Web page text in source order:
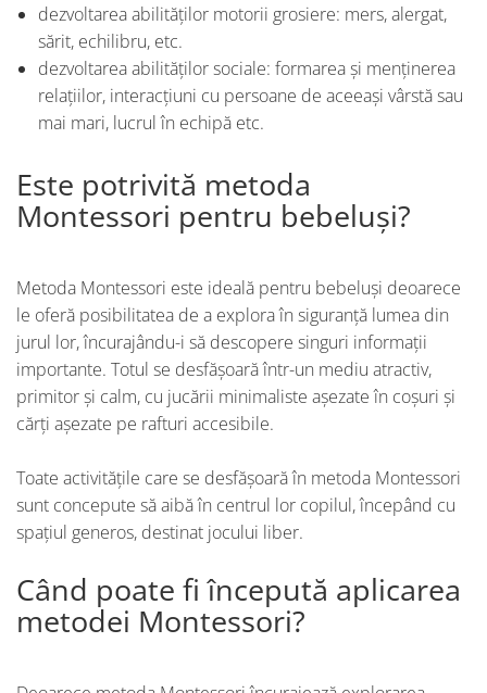
dezvoltarea abilităților motorii grosiere: mers, alergat,
sărit, echilibru, etc.
dezvoltarea abilităților sociale: formarea și menținerea
relațiilor, interacțiuni cu persoane de aceeași vârstă sau
mai mari, lucrul în echipă etc.
Este potrivită metoda
Montessori pentru bebeluși?
Metoda Montessori este ideală pentru bebeluși deoarece
le oferă posibilitatea de a explora în siguranță lumea din
jurul lor, încurajându-i să descopere singuri informații
importante. Totul se desfășoară într-un mediu atractiv,
primitor și calm, cu jucării minimaliste așezate în coșuri și
cărți așezate pe rafturi accesibile.
Toate activitățile care se desfășoară în metoda Montessori
sunt concepute să aibă în centrul lor copilul, începând cu
spațiul generos, destinat jocului liber.
Când poate fi începută aplicarea
metodei Montessori?